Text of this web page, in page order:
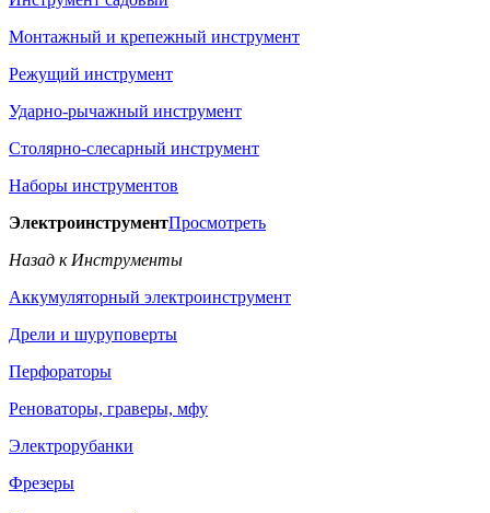
Монтажный и крепежный инструмент
Режущий инструмент
Ударно-рычажный инструмент
Столярно-слесарный инструмент
Наборы инструментов
ЭлектроинструментПросмотреть
Назад к Инструменты
Аккумуляторный электроинструмент
Дрели и шуруповерты
Перфораторы
Реноваторы, граверы, мфу
Электрорубанки
Фрезеры